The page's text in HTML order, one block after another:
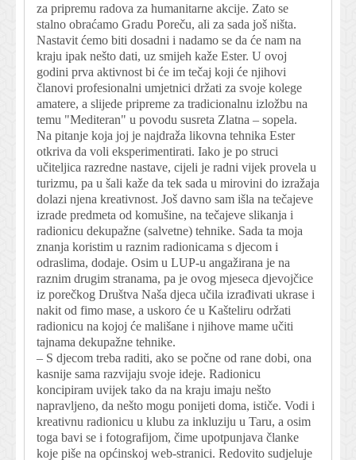
za pripremu radova za humanitarne akcije. Zato se
stalno obraćamo Gradu Poreču, ali za sada još ništa.
Nastavit ćemo biti dosadni i nadamo se da će nam na
kraju ipak nešto dati, uz smijeh kaže Ester. U ovoj
godini prva aktivnost bi će im tečaj koji će njihovi
članovi profesionalni umjetnici držati za svoje kolege
amatere, a slijede pripreme za tradicionalnu izložbu na
temu "Mediteran" u povodu susreta Zlatna – sopela.
Na pitanje koja joj je najdraža likovna tehnika Ester
otkriva da voli eksperimentirati. Iako je po struci
učiteljica razredne nastave, cijeli je radni vijek provela u
turizmu, pa u šali kaže da tek sada u mirovini do izražaja
dolazi njena kreativnost. Još davno sam išla na tečajeve
izrade predmeta od komušine, na tečajeve slikanja i
radionicu dekupažne (salvetne) tehnike. Sada ta moja
znanja koristim u raznim radionicama s djecom i
odraslima, dodaje. Osim u LUP-u angažirana je na
raznim drugim stranama, pa je ovog mjeseca djevojčice
iz porečkog Društva Naša djeca učila izrađivati ukrase i
nakit od fimo mase, a uskoro će u Kašteliru održati
radionicu na kojoj će mališane i njihove mame učiti
tajnama dekupažne tehnike.
– S djecom treba raditi, ako se počne od rane dobi, ona
kasnije sama razvijaju svoje ideje. Radionicu
koncipiram uvijek tako da na kraju imaju nešto
napravljeno, da nešto mogu ponijeti doma, ističe. Vodi i
kreativnu radionicu u klubu za inkluziju u Taru, a osim
toga bavi se i fotografijom, čime upotpunjava članke
koje piše na općinskoj web-stranici. Redovito sudjeluje